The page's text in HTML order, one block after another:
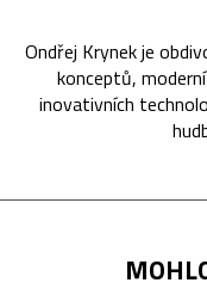
Ondřej Krynek je
konceptů,
inovativních